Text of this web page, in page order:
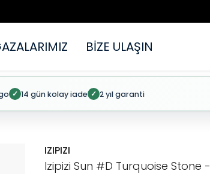
BİZE ULAŞIN
✓ 14 gün kolay iade ✓ 2 yıl garanti
IZIPIZI
Izipizi Sun #D Turquoise Stone -